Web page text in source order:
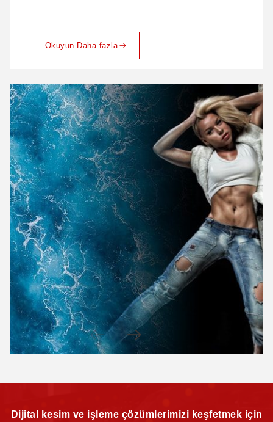
Okuyun Daha fazla
Okuyun Daha fazla
Dijital kesim ve işleme çözümlerimizi keşfetmek için